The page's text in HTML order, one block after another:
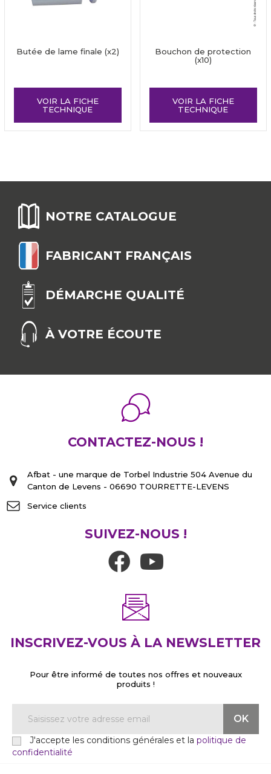
Butée de lame finale (x2)
VOIR LA FICHE
TECHNIQUE
Bouchon de protection
(x10)
VOIR LA FICHE
TECHNIQUE
NOTRE CATALOGUE
FABRICANT FRANÇAIS
DÉMARCHE QUALITÉ
À VOTRE ÉCOUTE
CONTACTEZ-NOUS !
Afbat - une marque de Torbel Industrie 504 Avenue du
Canton de Levens - 06690 TOURRETTE-LEVENS
Service clients
SUIVEZ-NOUS !
INSCRIVEZ-VOUS À LA NEWSLETTER
Pour être informé de toutes nos offres et nouveaux
produits !
J'accepte les conditions générales et la politique de
confidentialité